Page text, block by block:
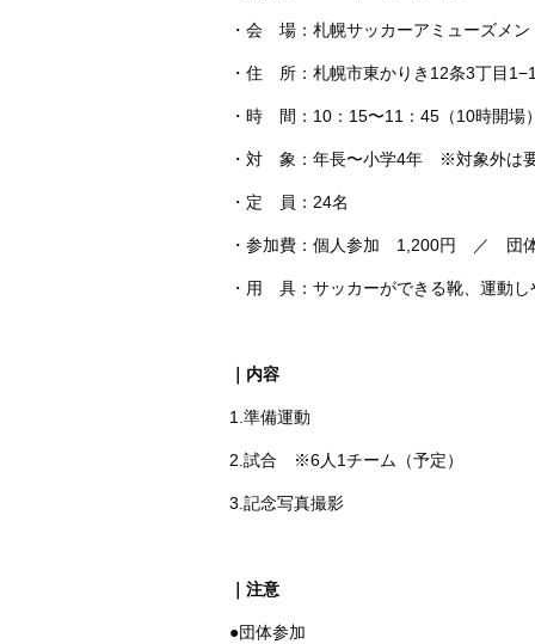
・会 場：札幌サッカーアミューズメ
・住 所：札幌市東かりき12条3丁目
・時 間：10：15〜11：45（10時開場
・対 象：年長〜小学4年 ※対象外は
・定 員：24名
・参加費：個人参加 1,200円 ／ 団
・用 具：サッカーができる靴、運動
｜内容
1.準備運動
2.試合 ※6人1チーム（予定）
3.記念写真撮影
｜注意
●団体参加